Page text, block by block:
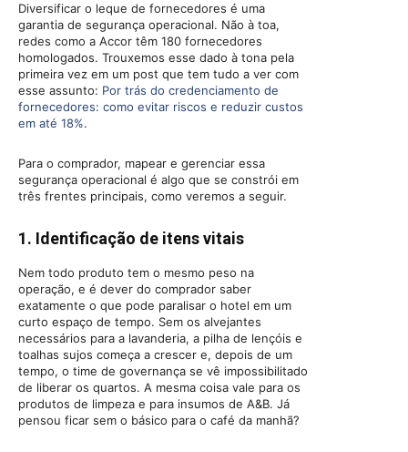
Diversificar o leque de fornecedores é uma
garantia de segurança operacional. Não à toa,
redes como a Accor têm 180 fornecedores
homologados. Trouxemos esse dado à tona pela
primeira vez em um post que tem tudo a ver com
esse assunto: Por trás do credenciamento de
fornecedores: como evitar riscos e reduzir custos
em até 18%.
Para o comprador, mapear e gerenciar essa
segurança operacional é algo que se constrói em
três frentes principais, como veremos a seguir.
1. Identificação de itens vitais
Nem todo produto tem o mesmo peso na
operação, e é dever do comprador saber
exatamente o que pode paralisar o hotel em um
curto espaço de tempo. Sem os alvejantes
necessários para a lavanderia, a pilha de lençóis e
toalhas sujos começa a crescer e, depois de um
tempo, o time de governança se vê impossibilitado
de liberar os quartos. A mesma coisa vale para os
produtos de limpeza e para insumos de A&B. Já
pensou ficar sem o básico para o café da manhã?